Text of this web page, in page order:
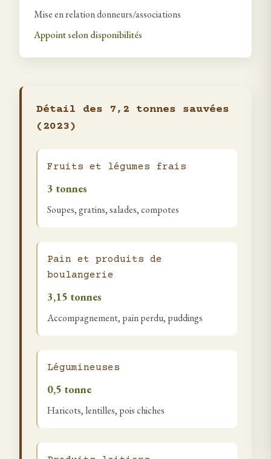
Mise en relation donneurs/associations
Appoint selon disponibilités
Détail des 7,2 tonnes sauvées
(2023)
Fruits et légumes frais
3 tonnes
Soupes, gratins, salades, compotes
Pain et produits de
boulangerie
3,15 tonnes
Accompagnement, pain perdu, puddings
Légumineuses
0,5 tonne
Haricots, lentilles, pois chiches